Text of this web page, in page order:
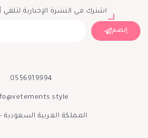
اشترك في النشرة الإخبارية لتلقي
إنضم
0556919994
المملكة العربية السعودية